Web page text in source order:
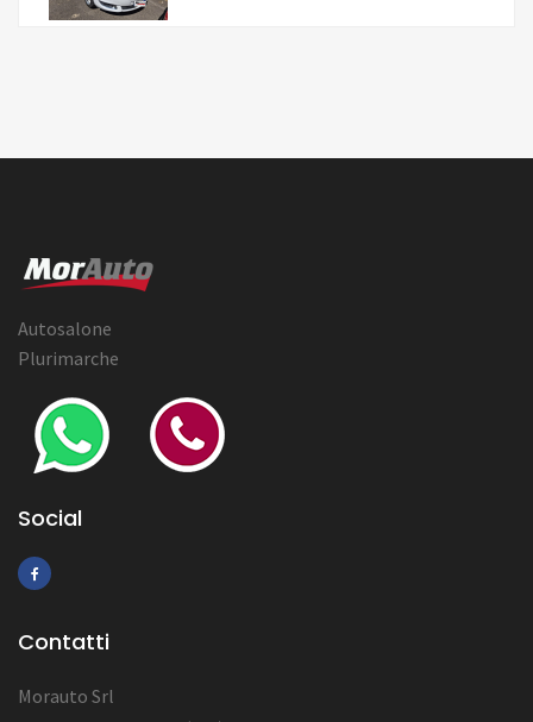
Autosalone
Plurimarche
Social
Contatti
Morauto Srl